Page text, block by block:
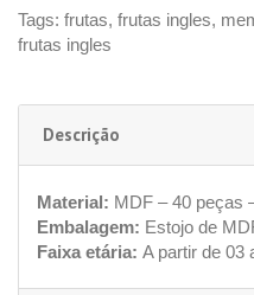
Tags: frutas, frutas ingles,
frutas ingles
Descrição
Material: MDF – 40 peças
Embalagem: Estojo de
Faixa etária: A partir de 03